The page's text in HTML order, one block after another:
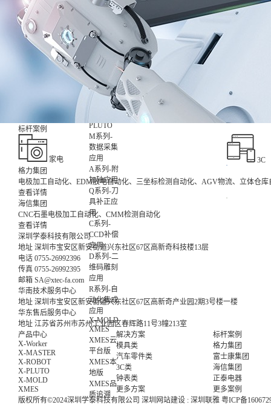
非标设备
控制应用
X-
ROBOT
XR0709
7kg
XR1014
10kg
XR2017
20kg
XS1008
PLUTO
M系列-
数据采集
应用
A系列-附
加轴应用
Q系列-刀
具补正应
用
C系列-
CCD补偿
应用
D系列-二
维码雕刻
应用
R系列-自
动化集成
应用
X-MOLD
XMES
XMES云
平台版
XMES本
地版
XMES品
质追溯
标杆案例
家电
3C
格力集团
电极加工自动化、EDM放电自动化、三坐标检测自动化、AGV物流、立体仓
查看详情
海信集团
CNC石墨电极加工自动化、CMM检测自动化
查看详情
深圳学泰科技有限公司
地址 深圳市宝安区新安街道兴东社区67区高新奇科技楼13层
电话 0755-26992396
传真 0755-26992395
邮箱 SA@xtec-fa.com
华南技术服务中心
地址 深圳市宝安区新安街道兴东社区67区高新奇产业园2期3号楼一楼
华东售后服务中心
地址 江苏省苏州市苏州工业园区春辉路11号3幢213室
产品中心
X-Worker
X-MASTER
X-ROBOT
X-PLUTO
X-MOLD
XMES
解决方案
模具类
汽车零件类
3C类
钟表类
更多方案
标杆案例
格力集团
富士康集团
海信集团
正泰电器
更多案例
版权所有©2024深圳学泰科技有限公司 深圳网站建设 : 深圳联雅 粤ICP备